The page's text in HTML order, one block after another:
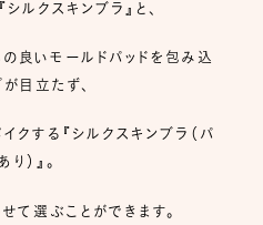
ルクスキンブラ』と、
良いモールドパッドを包み込
が目立たず、
クする『シルクスキンブラ（パ
り）』。
て選ぶことができます。